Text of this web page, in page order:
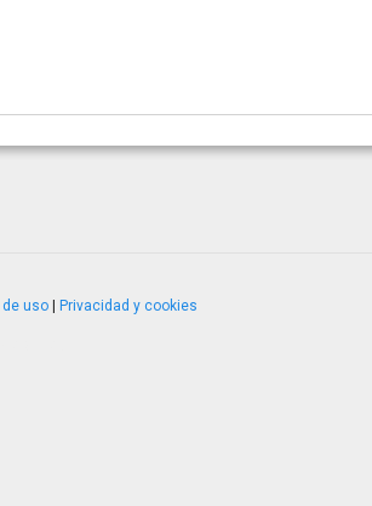
uso Privacidad y cookies